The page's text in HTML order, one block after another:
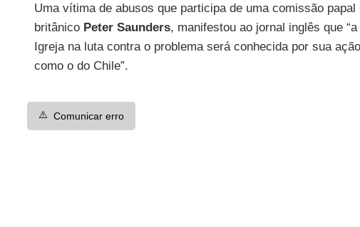
Uma vítima de abusos que participa de uma comissão
britânico Peter Saunders, manifestou ao jornal inglês que
Igreja na luta contra o problema será conhecida por sua
como o do Chile”.
⚠️ Comunicar erro